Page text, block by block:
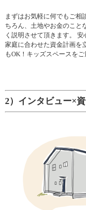
まずはお気軽に何でもご相
ちろん、土地やお金のこと
く説明させて頂きます。
家庭に合わせた資金計画を
もOK！キッズスペースをご
2）インタビュー×